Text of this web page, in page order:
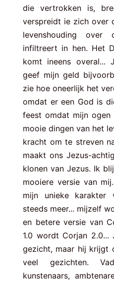
die vertrokken is,
verspreidt ie zich over
levenshouding over
infiltreert in hen. Het
komt ineens overal...
geef mijn geld
zie hoe oneerlijk het
omdat er een God is
feest omdat mijn
mooie dingen van het
kracht om te streven
maakt ons Jezus-
klonen van Jezus. Ik
mooiere versie van
mijn unieke karakter
steeds meer... mijzelf
en betere versie van
1.0 wordt Corjan 2.0...
gezicht, maar hij krijgt
veel gezichten.
kunstenaars,